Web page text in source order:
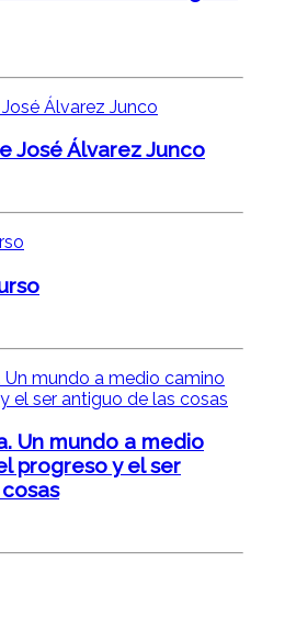
José Álvarez Junco
Un mundo a medio
progreso y el ser